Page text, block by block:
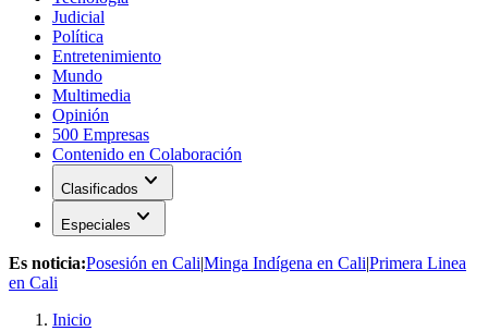
Judicial
Política
Entretenimiento
Mundo
Multimedia
Opinión
500 Empresas
Contenido en Colaboración
Clasificados expand_more
Especiales expand_more
Es noticia:Posesión en Cali|Minga Indígena en Cali|Primera Linea
en Cali
Inicio